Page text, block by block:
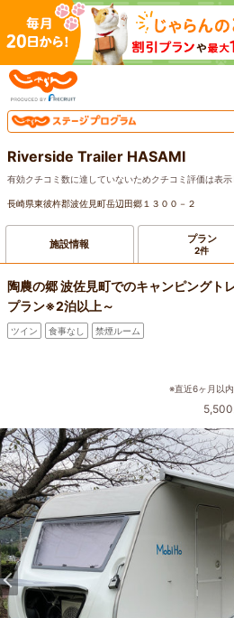
Riverside Trailer HASAMI
有効クチコミ数に達していないためクチコミ評価は表示
長崎県東彼杵郡波佐見町岳辺田郷１３００－２
施設情報 プラン
2件
陶農の郷 波佐見町でのキャンピングト
プラン※2泊以上～
ツイン 食事なし 禁煙ルーム
※直近6ヶ月以
5,500